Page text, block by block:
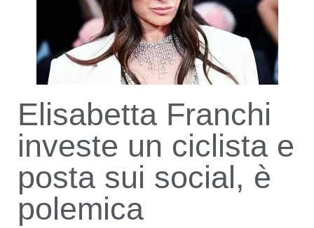
Elisabetta Franchi
investe un ciclista e
posta sui social, è
polemica